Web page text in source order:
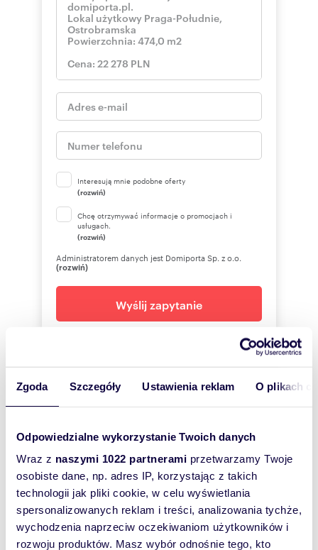
Zgoda Szczegóły Ustawienia reklam O plikach
Odpowiedzialne wykorzystanie Twoich danych
Wraz z naszymi 1022 partnerami przetwarzamy Twoje
osobiste dane, np. adres IP, korzystając z takich
technologii jak pliki cookie, w celu wyświetlania
spersonalizowanych reklam i treści, analizowania tychże,
wychodzenia naprzeciw oczekiwaniom użytkowników i
rozwoju produktów. Masz wybór odnośnie tego, kto
Interesują mnie podobne oferty
(rozwiń)
Chcę otrzymywać informacje o promocjach i
usługach.
(rozwiń)
Administratorem danych jest Domiporta Sp. z o.o.
(rozwiń)
Wyślij zapytanie
Zostaw telefon, oddzwonimy
bezpłatnie
Zatwierdź